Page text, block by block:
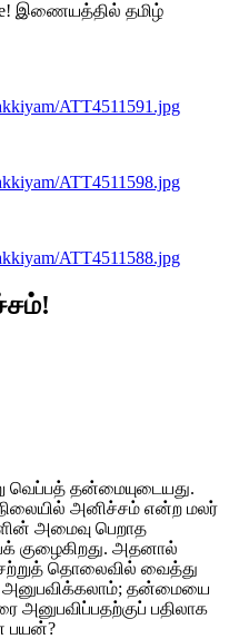
இணையத்தில் தமிழ்
ATT4511591.jpg
ATT4511598.jpg
ATT4511588.jpg
வெப்பத் தன்மையுடையது.
அனிச்சம் என்ற மலர்
அமைவு பெறாத
அதனால்
சற்றுத் தொலைவில் வைத்து
தன்மையை
பதிலாக
பயன்?